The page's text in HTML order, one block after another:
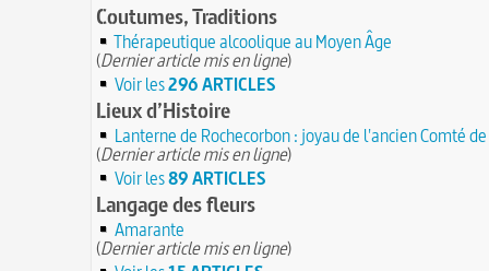
Coutumes, Traditions
Thérapeutique alcoolique au Moyen Âge
(Dernier article mis en ligne)
Voir les296 ARTICLES
Lieux d’Histoire
Lanterne de Rochecorbon : joyau de l'ancien Comté
(Dernier article mis en ligne)
Voir les89 ARTICLES
Langage des fleurs
Amarante
(Dernier article mis en ligne)